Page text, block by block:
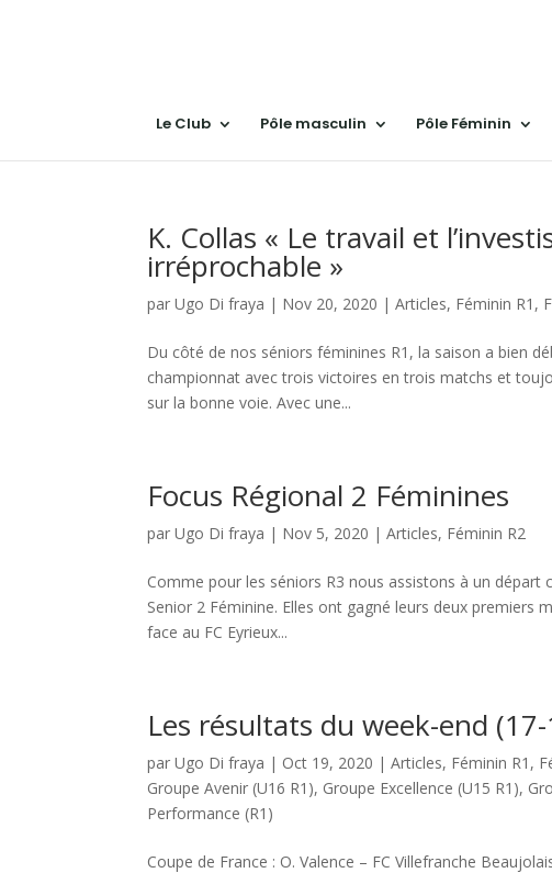
Le Club Pôle masculin Pôle Féminin
K. Collas « Le travail et
irréprochable »
parUgo Di fraya | Nov 20, 2020 |Articles, Féminin R1 ,
Du côté de nos séniors féminines R1, la saison a bien
championnat avec trois victoires en trois matchs et
sur la bonne voie. Avec une...
Focus Régional 2 Féminines
parUgo Di fraya | Nov 5, 2020 |Articles, Féminin R2
Comme pour les séniors R3 nous assistons à un départ
Senior 2 Féminine. Elles ont gagné leurs deux premiers
face au FC Eyrieux...
Les résultats du week-end
parUgo Di fraya | Oct 19, 2020 |Articles, Féminin R1 ,
Groupe Avenir (U16 R1), Groupe Excellence (U15 R1),
Performance (R1)
Coupe de France : O. Valence – FC Villefranche